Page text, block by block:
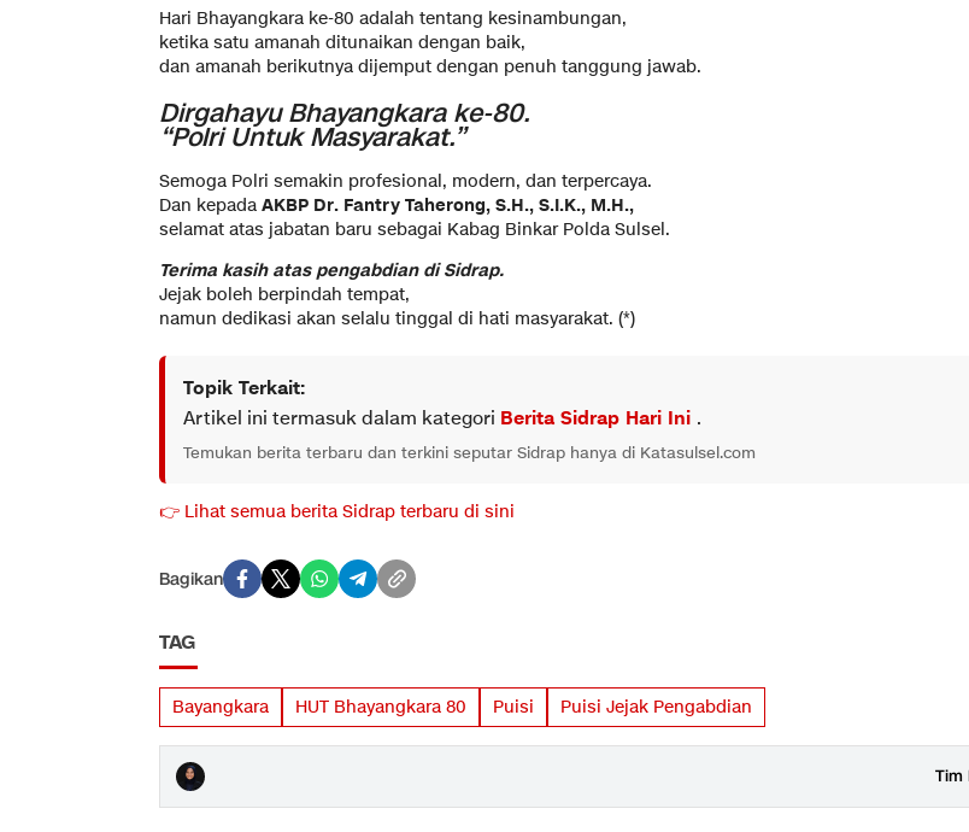
Hari Bhayangkara ke-80 adalah tentang kesinambungan,
ketika satu amanah ditunaikan dengan baik,
dan amanah berikutnya dijemput dengan penuh tanggung jawab.
Dirgahayu Bhayangkara ke-80.
“Polri Untuk Masyarakat.”
Semoga Polri semakin profesional, modern, dan terpercaya.
Dan kepada AKBP Dr. Fantry Taherong, S.H., S.I.K., M.H.,
selamat atas jabatan baru sebagai Kabag Binkar Polda Sulsel.
Terima kasih atas pengabdian di Sidrap.
Jejak boleh berpindah tempat,
namun dedikasi akan selalu tinggal di hati masyarakat. (*)
Topik Terkait:
Artikel ini termasuk dalam kategori Berita Sidrap Hari Ini .
Temukan berita terbaru dan terkini seputar Sidrap hanya di Katasulsel.com
👉 Lihat semua berita Sidrap terbaru di sini
Bagikan
TAG
Bayangkara HUT Bhayangkara 80 Puisi Puisi Jejak Pengabdian
Tim